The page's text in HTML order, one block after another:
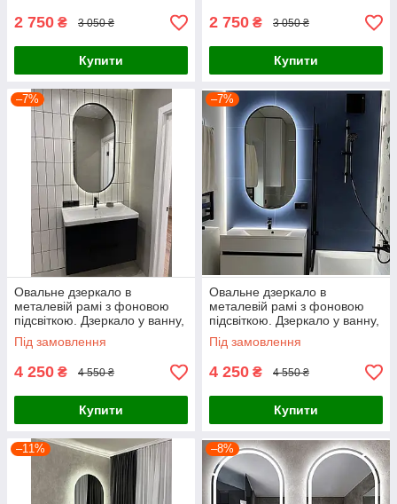
2 750 ₴ 3 050 ₴
Купити
2 750 ₴ 3 050 ₴
Купити
–7%
Овальне дзеркало в
металевій рамі з фоновою
підсвіткою. Дзеркало у ванну,
чорний овал з задньою лед
підсвіткою
Під замовлення
4 250 ₴ 4 550 ₴
Купити
–7%
Овальне дзеркало в
металевій рамі з фоновою
підсвіткою. Дзеркало у ванну,
чорний овал з лед підсвіткою
Під замовлення
4 250 ₴ 4 550 ₴
Купити
–11% –8%